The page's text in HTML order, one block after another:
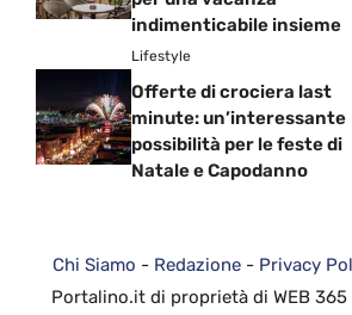
indimenticabile insieme
Lifestyle
Offerte di crociera last
minute: un’interessante
possibilità per le feste di
Natale e Capodanno
Chi Siamo - Redazione - Privacy
Portalino.it di proprietà di WEB 365